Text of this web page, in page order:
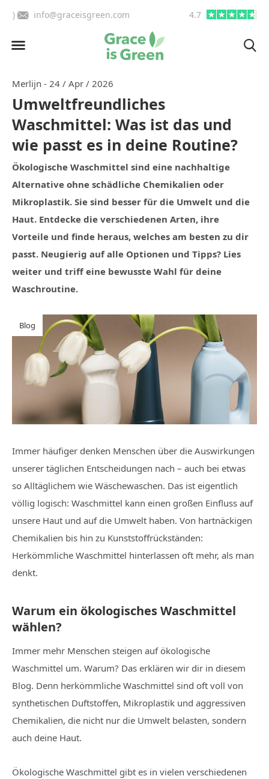
info@graceisgreen.com Bis 16 Uhr bestellen, in
4.7
Merlijn - 24 / Apr / 2026
Umweltfreundliches
Waschmittel: Was ist das und
wie passt es in deine Routine?
Ökologische Waschmittel sind eine nachhaltige
Alternative ohne schädliche Chemikalien oder
Mikroplastik. Sie sind besser für die Umwelt und die
Haut. Entdecke die verschiedenen Arten, ihre
Vorteile und finde heraus, welches am besten zu dir
passt. Neugierig auf alle Optionen und Tipps? Lies
weiter und triff eine bewusste Wahl für deine
Waschroutine.
Blog
Immer häufiger denken Menschen über die Auswirkungen
unserer täglichen Entscheidungen nach – auch bei etwas
so Alltäglichem wie Wäschewaschen. Das ist eigentlich
völlig logisch: Waschmittel kann einen großen Einfluss auf
unsere Haut und auf die Umwelt haben. Von hartnäckigen
Chemikalien bis hin zu Kunststoffrückständen:
Herkömmliche Waschmittel hinterlassen oft mehr, als man
denkt.
Warum ein ökologisches Waschmittel
wählen?
Immer mehr Menschen steigen auf ökologische
Waschmittel um. Warum? Das erklären wir dir in diesem
Blog. Denn herkömmliche Waschmittel sind oft voll von
synthetischen Duftstoffen, Mikroplastik und aggressiven
Chemikalien, die nicht nur die Umwelt belasten, sondern
auch deine Haut.
Ökologische Waschmittel gibt es in vielen verschiedenen